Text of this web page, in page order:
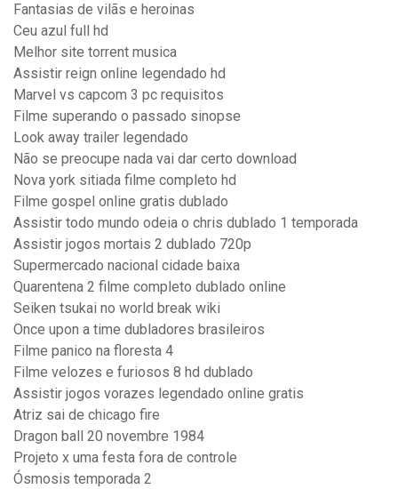
Fantasias de vilãs e heroinas
Ceu azul full hd
Melhor site torrent musica
Assistir reign online legendado hd
Marvel vs capcom 3 pc requisitos
Filme superando o passado sinopse
Look away trailer legendado
Não se preocupe nada vai dar certo download
Nova york sitiada filme completo hd
Filme gospel online gratis dublado
Assistir todo mundo odeia o chris dublado 1 temporada
Assistir jogos mortais 2 dublado 720p
Supermercado nacional cidade baixa
Quarentena 2 filme completo dublado online
Seiken tsukai no world break wiki
Once upon a time dubladores brasileiros
Filme panico na floresta 4
Filme velozes e furiosos 8 hd dublado
Assistir jogos vorazes legendado online gratis
Atriz sai de chicago fire
Dragon ball 20 novembre 1984
Projeto x uma festa fora de controle
Ósmosis temporada 2